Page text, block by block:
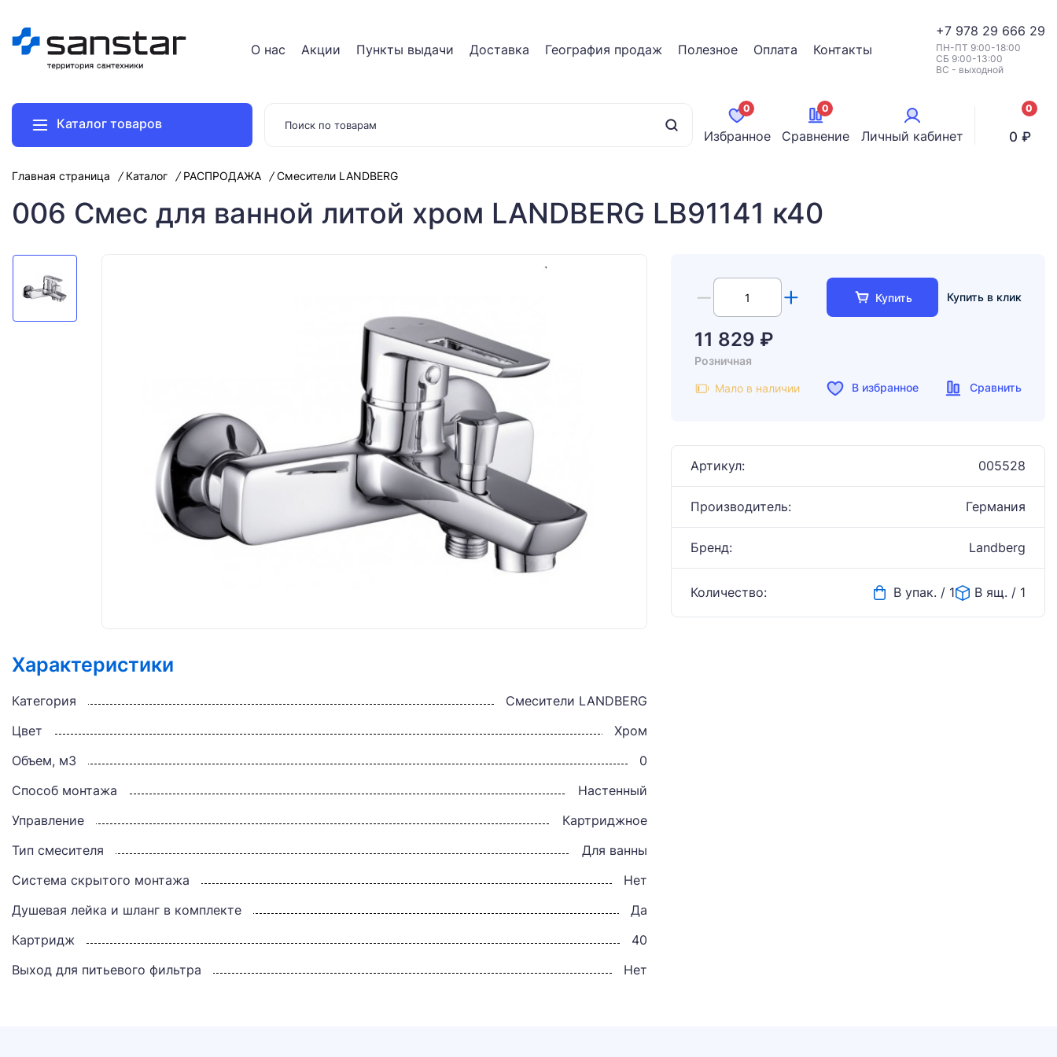
О нас Акции Пункты выдачи Доставка География продаж Полезное Оплата Контакты
+7 978 29 666 29
ПН-ПТ 9:00-18:00
СБ 9:00-13:00
ВС - выходной
Каталог товаров
0
Избранное
0
Сравнение Личный кабинет
0
0 ₽
Главная страница Каталог РАСПРОДАЖА Смесители LANDBERG
006 Смес для ванной литой хром LANDBERG LB91141 к40
Характеристики
Категория
Смесители LANDBERG
Цвет
Хром
Объем, м3
0
Способ монтажа
Настенный
Управление
Картриджное
Тип смесителя
Для ванны
Система скрытого монтажа
Нет
Душевая лейка и шланг в комплекте
Да
Картридж
40
Выход для питьевого фильтра
Нет
Купить Купить в клик
11 829 ₽
Розничная
Мало в наличии В избранное Сравнить
Артикул: 005528
Производитель: Германия
Бренд: Landberg
Количество: В упак. / 1 В ящ. / 1